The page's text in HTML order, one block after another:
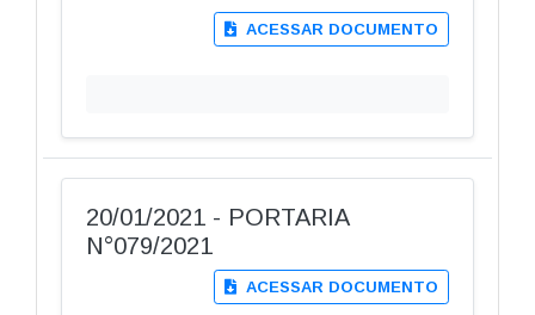
ACESSAR DOCUMENTO
20/01/2021 - PORTARIA
N°079/2021
ACESSAR DOCUMENTO